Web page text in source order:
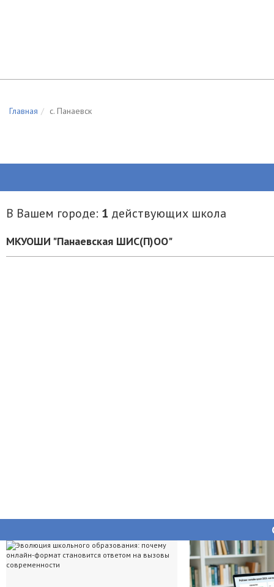
Главная c. Панаевск
В Вашем городе: 1 действующих школа
МКУОШИ "Панаевская ШИС(П)ОО"